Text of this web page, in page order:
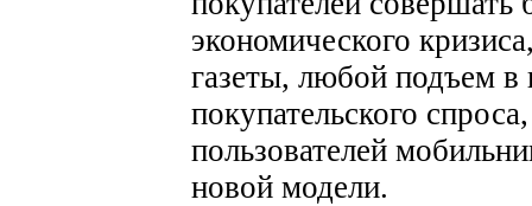
экономического
газеты, любой подъем в
покупательского
пользователей
новой модели.